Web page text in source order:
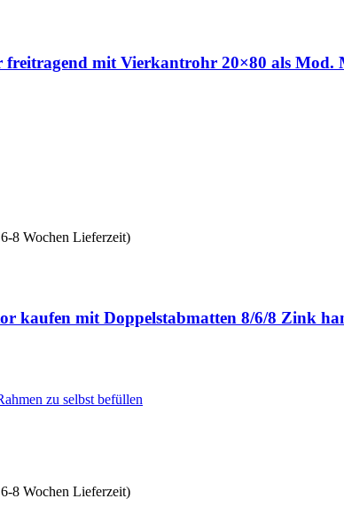
freitragend mit Vierkantrohr 20×80 als
8 Wochen Lieferzeit)
kaufen mit Doppelstabmatten 8/6/8 Zink
8 Wochen Lieferzeit)